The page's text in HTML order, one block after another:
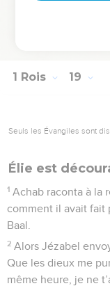
La Bible Du Semeur
1 Rois 19
Seuls les Évangiles sont
Élie est
1 Achab raconta à la
comment il avait fait
Baal.
2 Alors Jézabel
Que les dieux me
même heure, je ne